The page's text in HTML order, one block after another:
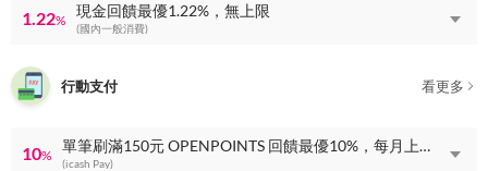
1.22%
現金回饋最優1.22%，無上限
(國內一般消費)
行動支付 看更多
10%
單筆刷滿150元 OPENPOINTS 回饋最優10%，每月上限 OPENPOINTS 回饋100點
(icash Pay)